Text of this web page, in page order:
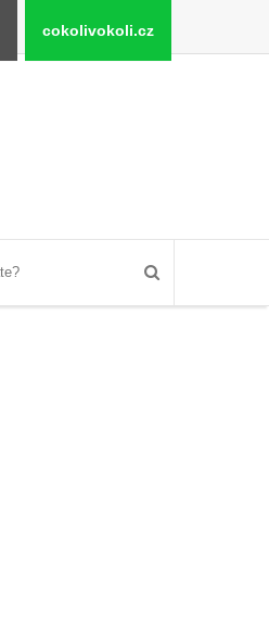
cokolivokoli.cz